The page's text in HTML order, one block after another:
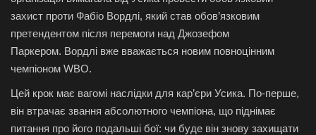
захист проти Фабіо Вордлі, який став обов’язковим
претендентом після перемоги над Джозефом
Паркером. Вордлі вже вважається новим повноцінним
чемпіоном WBO.
Цей крок має вагомі наслідки для кар’єри Усика. По-перше,
він втрачає звання абсолютного чемпіона, що піднімає
питання про його подальші бої: чи буде він знову захищати